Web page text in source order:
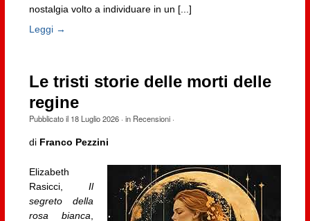
nostalgia volto a individuare in un [...]
Leggi →
Le tristi storie delle morti delle
regine
Pubblicato il 18 Luglio 2026· in Recensioni·
di Franco Pezzini
Elizabeth
Rasicci,Il
segreto della
rosa bianca